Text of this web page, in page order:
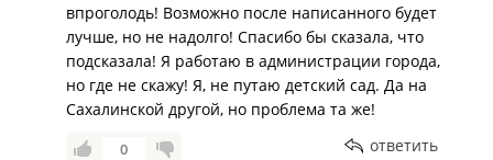
впроголодь! Возможно после написанного будет
лучше, но не надолго! Спасибо бы сказала, что
подсказала! Я работаю в администрации города,
но где не скажу! Я, не путаю детский сад. Да на
Сахалинской другой, но проблема та же!
0 ответить